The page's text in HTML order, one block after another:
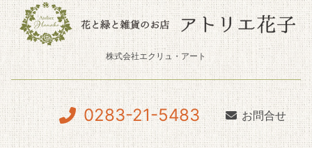
株式会社エクリュ・アート
0283-21-5483 お問合せ